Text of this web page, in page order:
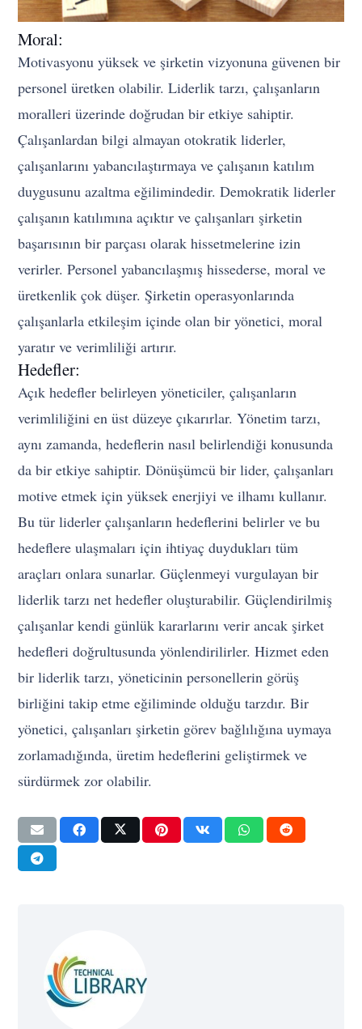
Moral:
Motivasyonu yüksek ve şirketin vizyonuna güvenen bir
personel üretken olabilir. Liderlik tarzı, çalışanların
moralleri üzerinde doğrudan bir etkiye sahiptir.
Çalışanlardan bilgi almayan otokratik liderler,
çalışanlarını yabancılaştırmaya ve çalışanın katılım
duygusunu azaltma eğilimindedir. Demokratik liderler
çalışanın katılımına açıktır ve çalışanları şirketin
başarısının bir parçası olarak hissetmelerine izin
verirler. Personel yabancılaşmış hissederse, moral ve
üretkenlik çok düşer. Şirketin operasyonlarında
çalışanlarla etkileşim içinde olan bir yönetici, moral
yaratır ve verimliliği artırır.
Hedefler:
Açık hedefler belirleyen yöneticiler, çalışanların
verimliliğini en üst düzeye çıkarırlar. Yönetim tarzı,
aynı zamanda, hedeflerin nasıl belirlendiği konusunda
da bir etkiye sahiptir. Dönüşümcü bir lider, çalışanları
motive etmek için yüksek enerjiyi ve ilhamı kullanır.
Bu tür liderler çalışanların hedeflerini belirler ve bu
hedeflere ulaşmaları için ihtiyaç duydukları tüm
araçları onlara sunarlar. Güçlenmeyi vurgulayan bir
liderlik tarzı net hedefler oluşturabilir. Güçlendirilmiş
çalışanlar kendi günlük kararlarını verir ancak şirket
hedefleri doğrultusunda yönlendirilirler. Hizmet eden
bir liderlik tarzı, yöneticinin personellerin görüş
birliğini takip etme eğiliminde olduğu tarzdır. Bir
yönetici, çalışanları şirketin görev bağlılığına uymaya
zorlamadığında, üretim hedeflerini geliştirmek ve
sürdürmek zor olabilir.